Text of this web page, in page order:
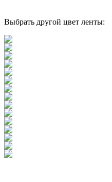
Выбрать другой цвет ленты: